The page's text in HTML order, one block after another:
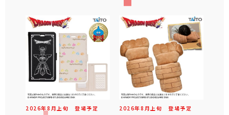
2026年8 月 上旬 登場予定 2026年8 月 上旬 登場予定